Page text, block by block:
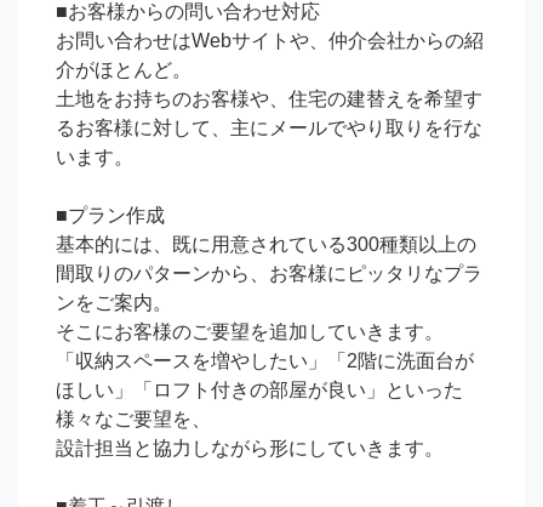
■お客様からの問い合わせ対応
お問い合わせはWebサイトや、仲介会社からの紹
介がほとんど。
土地をお持ちのお客様や、住宅の建替えを希望す
るお客様に対して、主にメールでやり取りを行な
います。
■プラン作成
基本的には、既に用意されている300種類以上の
間取りのパターンから、お客様にピッタリなプラ
ンをご案内。
そこにお客様のご要望を追加していきます。
「収納スペースを増やしたい」「2階に洗面台が
ほしい」「ロフト付きの部屋が良い」といった
様々なご要望を、
設計担当と協力しながら形にしていきます。